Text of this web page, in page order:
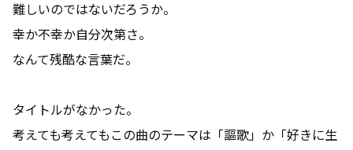
難しいのではないだろうか。
幸か不幸か自分次第さ。
なんて残酷な言葉だ。
タイトルがなかった。
考えても考えてもこの曲のテーマは「謳歌」か「好きに生